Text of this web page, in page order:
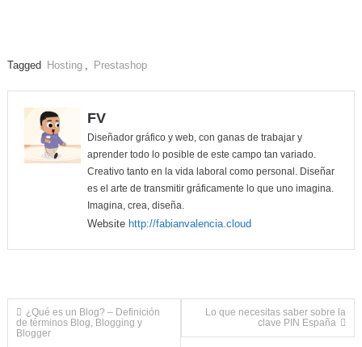
Tagged Hosting Prestashop
FV
Diseñador gráfico y web, con ganas de trabajar y
aprender todo lo posible de este campo tan variado.
Creativo tanto en la vida laboral como personal. Diseñar
es el arte de transmitir gráficamente lo que uno imagina.
Imagina, crea, diseña.
Website http://fabianvalencia.cloud
Navegación
¿Qué es un Blog? – Definición
de términos Blog, Blogging y
Blogger
Lo que necesitas saber sobre la
clave PIN España